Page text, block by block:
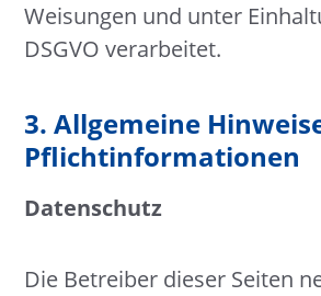
Weisungen und unter
DSGVO verarbeitet.
3. Allgemeine
Pflicht­informationen
Datenschutz
Die Betreiber dieser Seiten